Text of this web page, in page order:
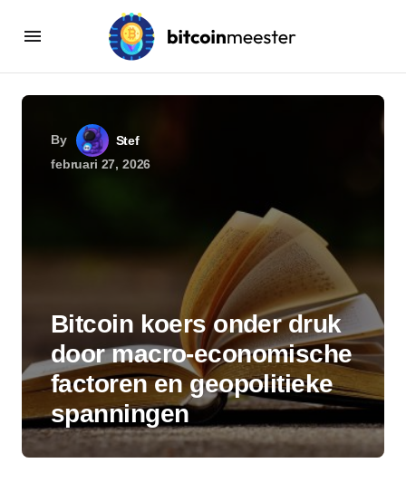
By
Stef
februari 27, 2026
Bitcoin koers onder druk
door macro-economische
factoren en geopolitieke
spanningen